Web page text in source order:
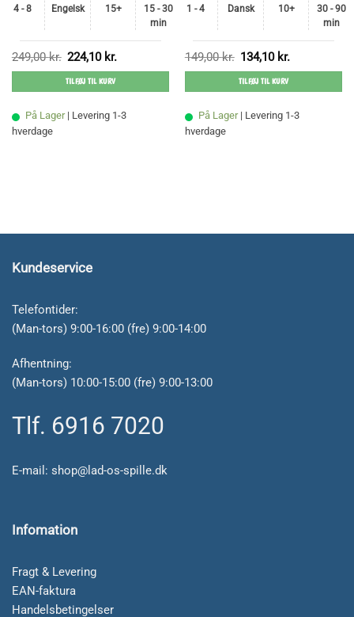
4 - 8 Engelsk 15+
15 - 30
min
249,00kr. Den
oprindelige
pris
var:
249,00 kr..
224,10 kr.
aktuelle
pris
224,10 kr..
TILFØJ TIL KURV
På Lager | Levering 1-3
hverdage
1 - 4 Dansk 10+
30 - 90
min
149,00kr. Den
oprindelige
pris
var:
149,00 kr..
134,10 kr.
aktuelle
pris
134,10 kr..
TILFØJ TIL KURV
På Lager | Levering 1-3
hverdage
Kundeservice
Telefontider:
(Man-tors) 9:00-16:00 (fre) 9:00-14:00
Afhentning:
(Man-tors) 10:00-15:00 (fre) 9:00-13:00
Tlf. 6916 7020
E-mail: shop@lad-os-spille.dk
Infomation
Fragt & Levering
EAN-faktura
Handelsbetingelser